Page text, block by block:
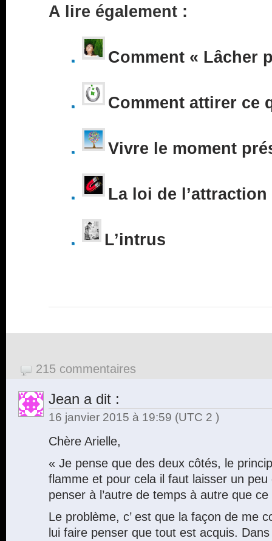
A lire également :
Comment « Lâcher
Comment attirer ce
Vivre le moment
La loi de l’attraction
L’intrus
215 commentaires
Jean a dit :
16 janvier 2015 à 19:59 (UTC 2 )
Chère Arielle,
« Je pense que des deux côtés, le
flamme et pour cela il faut laisser un peu
penser à l’autre de temps à autre que ce
Le problème, c’ est que la façon de me
lui faire penser que tout est acquis.